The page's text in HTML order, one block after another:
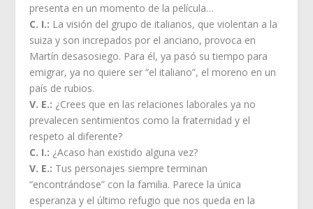
presenta en un momento de la película…
C. I.: La visión del grupo de italianos, que violentan a la
suiza y son increpados por el anciano, provoca en
Martín desasosiego. Para él, ya pasó su tiempo para
emigrar, ya no quiere ser “el italiano”, el moreno en un
país de rubios.
V. E.: ¿Crees que en las relaciones laborales ya no
prevalecen sentimientos como la fraternidad y el
respeto al diferente?
C. I.: ¿Acaso han existido alguna vez?
V. E.: Tus personajes siempre terminan
“encontrándose” con la familia. Parece la única
esperanza y el último refugio que nos queda en la